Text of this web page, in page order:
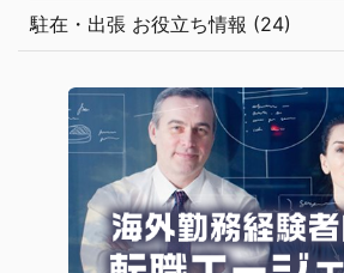
駐在・出張 お役立ち情報 (24)